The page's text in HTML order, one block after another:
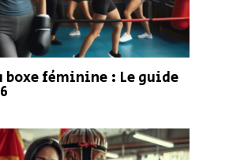
boxe féminine : Le guide